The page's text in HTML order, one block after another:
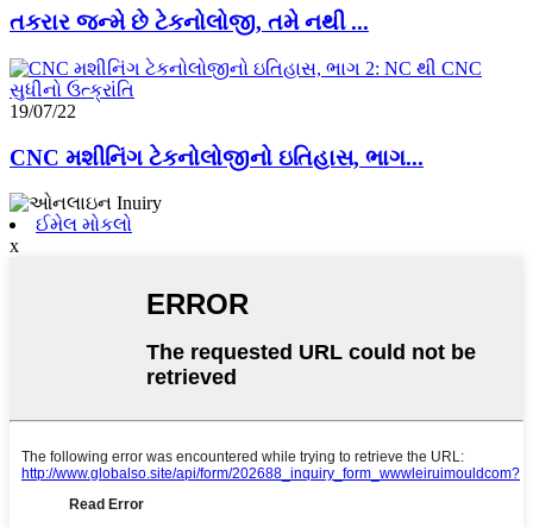
તકરાર જન્મે છે ટેકનોલોજી, તમે નથી ...
19/07/22
CNC મશીનિંગ ટેકનોલોજીનો ઇતિહાસ, ભાગ...
ઈમેલ મોકલો
x